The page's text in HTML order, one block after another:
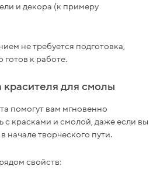
и декора (к примеру
не требуется подготовка,
готов к работе.
для смолы
помогут вам мгновенно
с красками и смолой, даже если вы
начале творческого пути.
свойств: